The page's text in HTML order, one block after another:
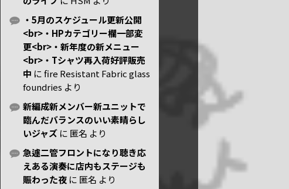
・5月のスケジュール更新公開
<br>・HPカテゴリー欄一部変
更<br>・新年度の新メニュー
<br>・Tシャツ再入荷好評販売
中 にfire Resistant Fabric glass
foundries より
新編成新メンバー新ユニットで
臨んだバランスのいい素晴らし
いジャズ に 匿名 より
急遽二管フロントになり聴き応
えある演奏に店内もステージも
賑わった夜 に 匿名 より